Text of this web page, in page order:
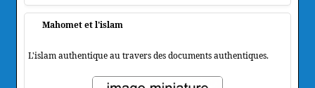
Mahomet et l'islam
L'islam authentique au travers des documents authentiques.